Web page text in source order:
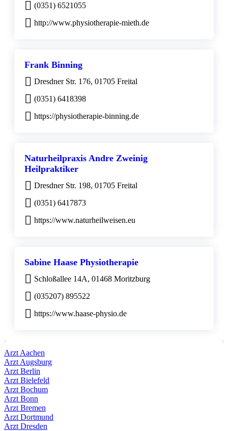
(0351) 6521055
http://www.physiotherapie-mieth.de
Frank Binning
Dresdner Str. 176, 01705 Freital
(0351) 6418398
https://physiotherapie-binning.de
Naturheilpraxis Andre Zweinig
Heilpraktiker
Dresdner Str. 198, 01705 Freital
(0351) 6417873
https://www.naturheilweisen.eu
Sabine Haase Physiotherapie
Schloßallee 14A, 01468 Moritzburg
(035207) 895522
https://www.haase-physio.de
Arzt Aachen
Arzt Augsburg
Arzt Berlin
Arzt Bielefeld
Arzt Bochum
Arzt Bonn
Arzt Bremen
Arzt Dortmund
Arzt Dresden